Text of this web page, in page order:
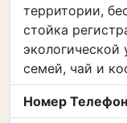
территории,
стойка
экологической
семей, чай и
Номер